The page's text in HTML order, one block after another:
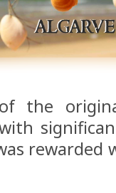
the
rewarded